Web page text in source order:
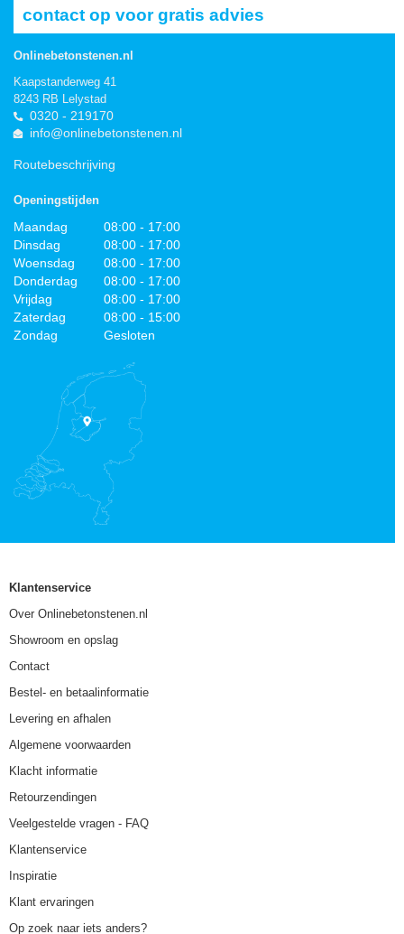
contact op voor gratis advies
Onlinebetonstenen.nl
Kaapstanderweg 41
8243 RB Lelystad
0320 - 219170
info@onlinebetonstenen.nl
Routebeschrijving
Openingstijden
Maandag
08:00 - 17:00
Dinsdag
08:00 - 17:00
Woensdag
08:00 - 17:00
Donderdag
08:00 - 17:00
Vrijdag
08:00 - 17:00
Zaterdag
08:00 - 15:00
Zondag
Gesloten
Klantenservice
Over Onlinebetonstenen.nl
Showroom en opslag
Contact
Bestel- en betaalinformatie
Levering en afhalen
Algemene voorwaarden
Klacht informatie
Retourzendingen
Veelgestelde vragen - FAQ
Klantenservice
Inspiratie
Klant ervaringen
Op zoek naar iets anders?